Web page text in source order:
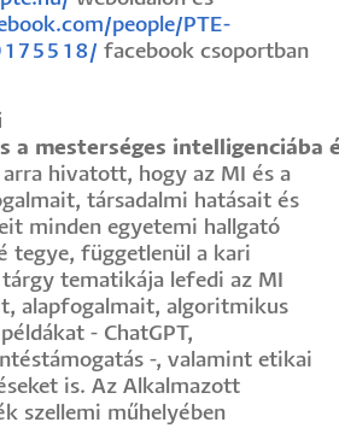
people/PTE-
facebook csoportban
a mesterséges intelligenciába
arra hivatott, hogy az MI és a
társadalmi hatásait és
minden egyetemi hallgató
tegye, függetlenül a kari
tematikája lefedi az MI
alapfogalmait, algoritmikus
- ChatGPT,
-, valamint etikai
is. Az Alkalmazott
szellemi műhelyében